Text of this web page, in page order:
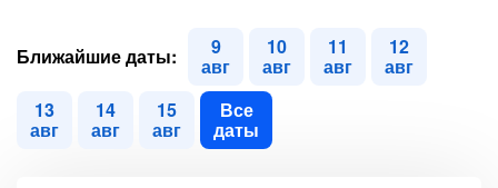
Ближайшие даты: 9
авг
10
авг
11
авг
12
авг
13
авг
14
авг
15
авг
Все
даты